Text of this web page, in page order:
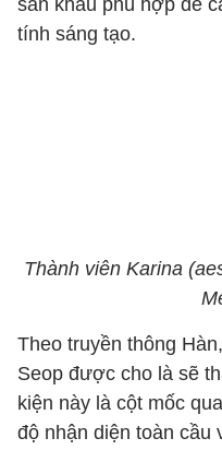
sân khấu phù hợp để
tính sáng tạo.
Thành viên Karina
Theo truyền thông
Seop được cho là sẽ
kiện này là cột mốc
độ nhận diện toàn